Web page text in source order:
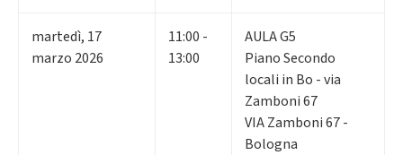
martedì, 17
marzo 2026
11:00 -
13:00
AULA G5
Piano Secondo
locali in Bo - via
Zamboni 67
VIA Zamboni 67 -
Bologna